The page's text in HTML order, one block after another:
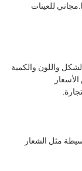
للعينات
واللون والكمية
مثل الشعار